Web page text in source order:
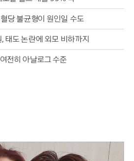
당 불균형이 원인일 수도
도 논란에 외모 비하까지
전히 아날로그 수준